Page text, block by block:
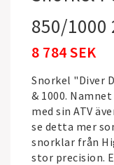
850/1000
8 784 SEK
Snorkel "Diver
& 1000.
med sin ATV
se detta mer
snorklar från
stor precision.